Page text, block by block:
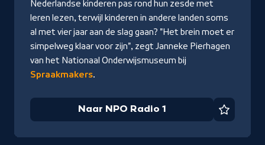
Nederlandse kinderen pas rond hun zesde met
leren lezen, terwijl kinderen in andere landen soms
al met vier jaar aan de slag gaan? "Het brein moet er
simpelweg klaar voor zijn", zegt Janneke Pierhagen
van het Nationaal Onderwijsmuseum bij
Spraakmakers.
Naar NPO Radio 1